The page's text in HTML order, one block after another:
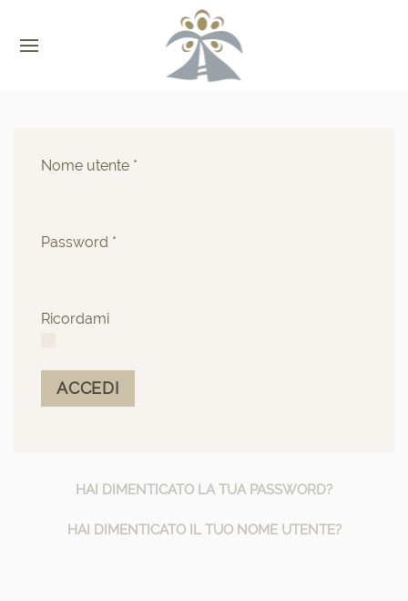
Nome utente *
Password *
Ricordami
ACCEDI
HAI DIMENTICATO LA TUA PASSWORD?
HAI DIMENTICATO IL TUO NOME UTENTE?